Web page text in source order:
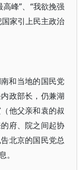
峰”、“我欲挽强
家引上民主政治
和当地的国民党
政部长，仍兼湖
他父亲和袁的叔
府、院之间起协
北京的国民党总